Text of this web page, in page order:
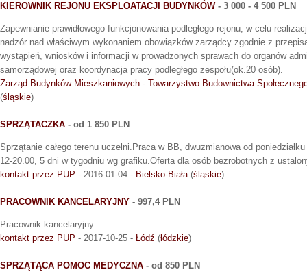
KIEROWNIK REJONU EKSPLOATACJI BUDYNKÓW- 3 000 - 4 500 PLN
Zapewnianie prawidłowego funkcjonowania podległego rejonu, w celu
nadzór nad właściwym wykonaniem obowiązków zarządcy zgodnie z
wystąpień, wniosków i informacji w prowadzonych sprawach do organów
samorządowej oraz koordynacja pracy podległego zespołu(ok.20 osób).
Zarząd Budynków Mieszkaniowych - Towarzystwo Budownictwa
(śląskie)
SPRZĄTACZKA - od 1 850 PLN
Sprzątanie całego terenu uczelni.Praca w BB, dwuzmianowa od
12-20.00, 5 dni w tygodniu wg grafiku.Oferta dla osób bezrobotnych z
kontakt przez PUP - 2016-01-04 - Bielsko-Biała(śląskie)
PRACOWNIK KANCELARYJNY - 997,4 PLN
Pracownik kancelaryjny
kontakt przez PUP - 2017-10-25 - Łódź (łódzkie)
SPRZĄTĄCA POMOC MEDYCZNA - od 850 PLN